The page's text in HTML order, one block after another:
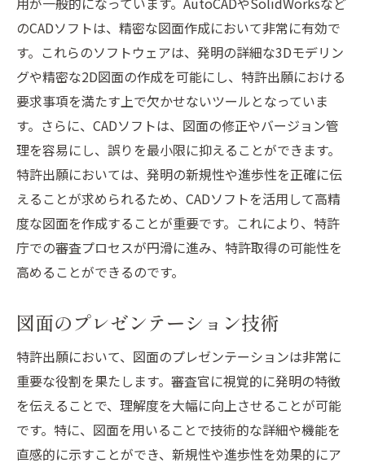
のCADソフトは、精密な図面作成において非常に有効で
す。これらのソフトウェアは、発明の詳細な3Dモデリン
グや精密な2D図面の作成を可能にし、特許出願における
要求事項を満たす上で欠かせないツールとなっていま
す。さらに、CADソフトは、図面の修正やバージョン管
理を容易にし、誤りを最小限に抑えることができます。
特許出願においては、発明の新規性や進歩性を正確に伝
えることが求められるため、CADソフトを活用して高精
度な図面を作成することが重要です。これにより、特許
庁での審査プロセスが円滑に進み、特許取得の可能性を
高めることができるのです。
図面のプレゼンテーション技術
特許出願において、図面のプレゼンテーションは非常に
重要な役割を果たします。審査官に視覚的に発明の特徴
を伝えることで、理解度を大幅に向上させることが可能
です。特に、図面を用いることで技術的な詳細や機能を
直感的に示すことができ、新規性や進歩性を効果的にア